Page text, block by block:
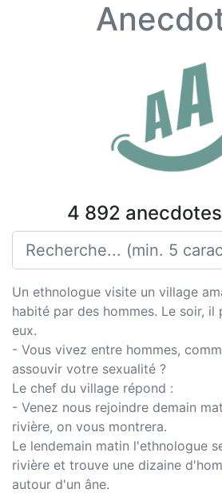
4 892
Un ethnologue visite un village
habité par des hommes. Le soir, il
eux.
- Vous vivez entre hommes,
assouvir votre sexualité ?
Le chef du village répond :
- Venez nous rejoindre demain
rivière, on vous montrera.
Le lendemain matin l'ethnologue
rivière et trouve une dizaine
autour d'un âne.